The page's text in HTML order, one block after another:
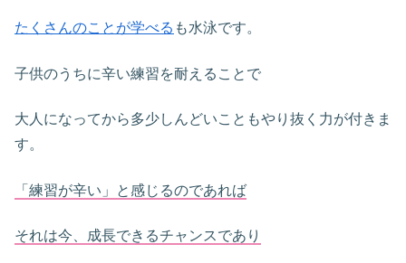
たくさんのことが学べる も水泳です。
子供のうちに辛い練習を耐えることで
大人になってから多少しんどいこともやり抜く力が付きま
す。
「練習が辛い」と感じるのであれば
それは今、成長できるチャンスであり